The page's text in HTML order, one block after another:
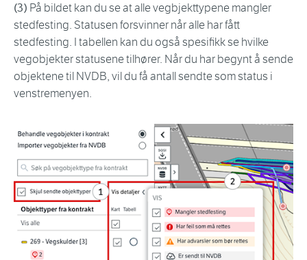
(3) På bildet kan du se at alle vegbjekttypene mangler
stedfesting. Statusen forsvinner når alle har fått
stedfesting. I tabellen kan du også spesifikk se hvilke
vegobjekter statusene tilhører. Når du har begynt å sende
objektene til NVDB, vil du få antall sendte som status i
venstremenyen.